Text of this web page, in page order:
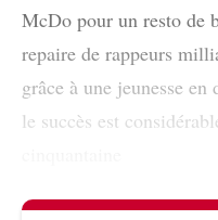
McDo pour un resto de
repaire de rappeurs
grâce à une jeunesse
le succès est